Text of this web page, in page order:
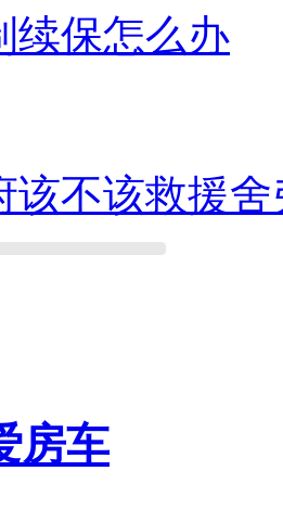
续保怎么办
该不该救援舍
房车